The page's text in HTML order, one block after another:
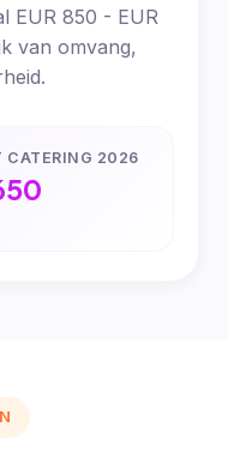
EUR 850 - EUR
van omvang,
CATERING 2026